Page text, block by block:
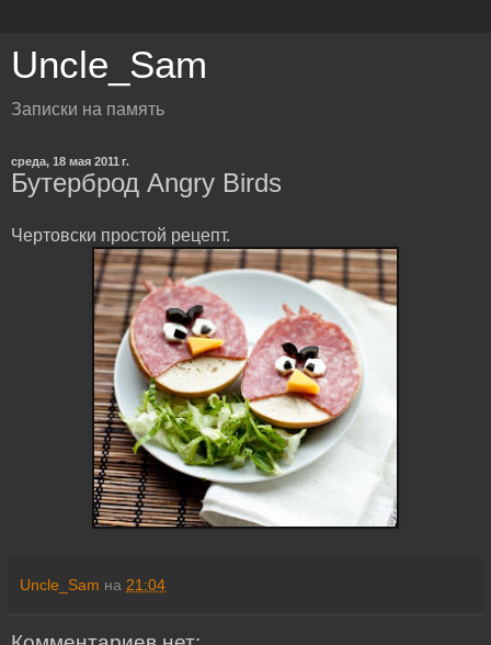
Uncle_Sam
Записки на память
среда, 18 мая 2011 г.
Бутерброд Angry Birds
Чертовски простой рецепт.
Uncle_Sam на 21:04